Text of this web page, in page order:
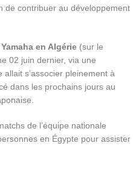
de contribuer au développement
Yamaha en Algérie (sur le
02 juin dernier, via une
s’associer pleinement à
dans les prochains jours au
de l’équipe nationale
en Égypte pour assister